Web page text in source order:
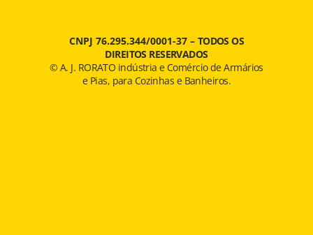
CNPJ 76.295.344/0001-37 – TODOS OS
DIREITOS RESERVADOS
© A. J. RORATO indústria e Comércio de Armários
e Pias, para Cozinhas e Banheiros.